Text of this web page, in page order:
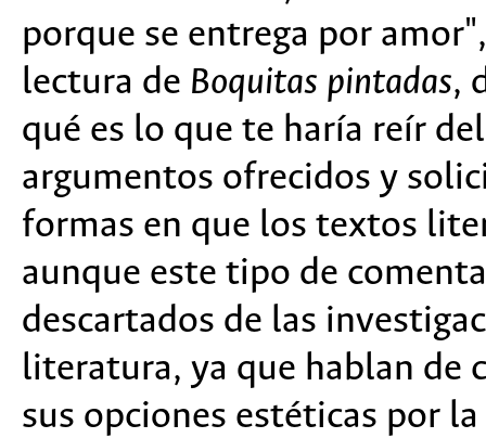
porque se entrega por
lectura de Boquitas pintadas,
qué es lo que te haría reír
argumentos ofrecidos y
formas en que los textos
aunque este tipo de
descartados de las
literatura, ya que hablan de
sus opciones estéticas por